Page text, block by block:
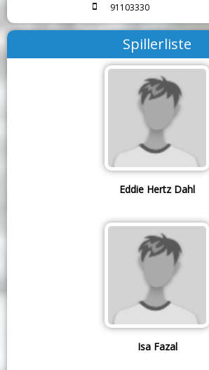
91103330
Spillerliste
Eddie Hertz Dahl
Isa Fazal